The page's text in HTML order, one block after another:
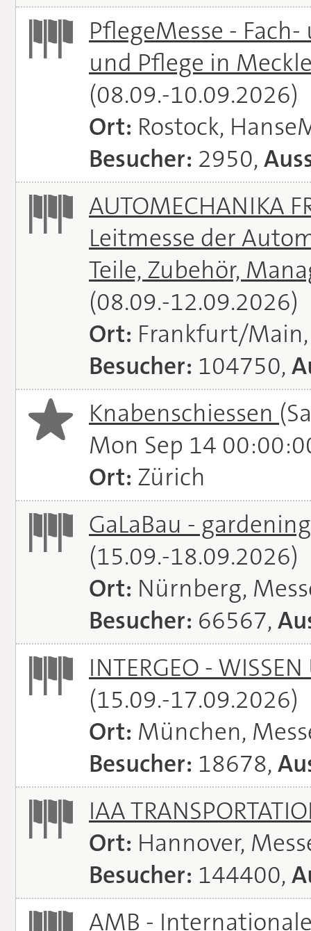
PflegeMesse -
und Pflege in
(08.09.-10.09.2026)
Ort: Rostock,
Besucher: 2950,
AUTOMECHANIKA
Leitmesse der
Teile, Zubehör,
(08.09.-12.09.2026)
Ort: Frankfurt/
Besucher: 104750,
Knabenschiessen
Mon Sep 14
Ort: Zürich
GaLaBau -
(15.09.-18.09.2026)
Ort: Nürnberg,
Besucher: 66567,
INTERGEO -
(15.09.-17.09.2026)
Ort: München,
Besucher: 18678,
IAA
Ort: Hannover,
Besucher: 144400,
AMB -